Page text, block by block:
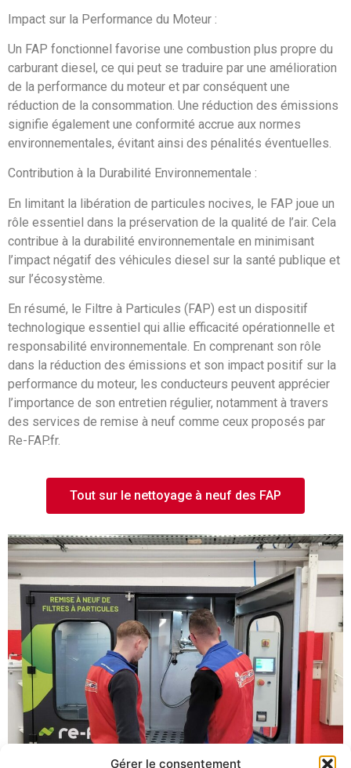
Gérer le consentement
Impact sur la Performance du Moteur :
Un FAP fonctionnel favorise une combustion plus propre du
carburant diesel, ce qui peut se traduire par une amélioration
de la performance du moteur et par conséquent une
réduction de la consommation. Une réduction des émissions
signifie également une conformité accrue aux normes
environnementales, évitant ainsi des pénalités éventuelles.
Contribution à la Durabilité Environnementale :
En limitant la libération de particules nocives, le FAP joue un
rôle essentiel dans la préservation de la qualité de l’air. Cela
contribue à la durabilité environnementale en minimisant
l’impact négatif des véhicules diesel sur la santé publique et
sur l’écosystème.
En résumé, le Filtre à Particules (FAP) est un dispositif
technologique essentiel qui allie efficacité opérationnelle et
responsabilité environnementale. En comprenant son rôle
dans la réduction des émissions et son impact positif sur la
performance du moteur, les conducteurs peuvent apprécier
l’importance de son entretien régulier, notamment à travers
des services de remise à neuf comme ceux proposés par
Re-FAP.fr.
Tout sur le nettoyage à neuf des FAP